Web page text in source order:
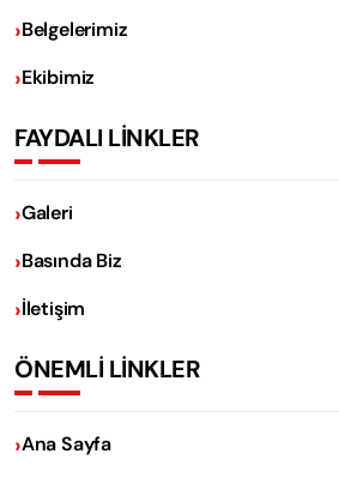
Belgelerimiz
Ekibimiz
FAYDALI LİNKLER
Galeri
Basında Biz
İletişim
ÖNEMLİ LİNKLER
Ana Sayfa